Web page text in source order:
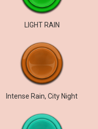
LIGHT RAIN
Intense Rain, City Night